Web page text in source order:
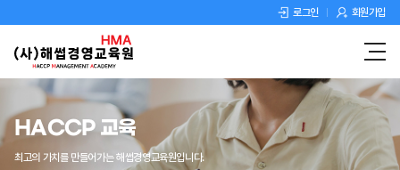
로그인 회원가입
HACCP 교육
최고의 가치를 만들어가는 해썹경영교육원입니다.